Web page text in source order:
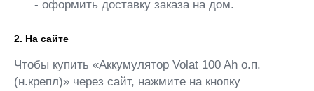
- оформить доставку заказа на дом.
2. На сайте
Чтобы купить «Аккумулятор Volat 100 Ah о.п.
(н.крепл)» через сайт, нажмите на кнопку